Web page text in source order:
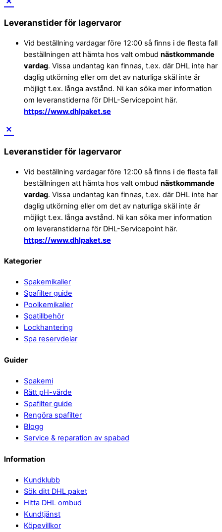
Leveranstider för lagervaror
Vid beställning vardagar före 12:00 så finns i de flesta fall
beställningen att hämta hos valt ombud nästkommande
vardag. Vissa undantag kan finnas, t.ex. där DHL inte har
daglig utkörning eller om det av naturliga skäl inte är
möjligt t.ex. långa avstånd. Ni kan söka mer information
om leveranstiderna för DHL-Servicepoint här.
https://www.dhlpaket.se
Leveranstider för lagervaror
Vid beställning vardagar före 12:00 så finns i de flesta fall
beställningen att hämta hos valt ombud nästkommande
vardag. Vissa undantag kan finnas, t.ex. där DHL inte har
daglig utkörning eller om det av naturliga skäl inte är
möjligt t.ex. långa avstånd. Ni kan söka mer information
om leveranstiderna för DHL-Servicepoint här.
https://www.dhlpaket.se
Back
Top
Kategorier
Spakemikalier
Spafilter guide
Poolkemikalier
Spatillbehör
Lockhantering
Spa reservdelar
Guider
Spakemi
Rätt pH-värde
Spafilter guide
Rengöra spafilter
Blogg
Service & reparation av spabad
Information
Kundklubb
Sök ditt DHL paket
Hitta DHL ombud
Kundtjänst
Köpevillkor